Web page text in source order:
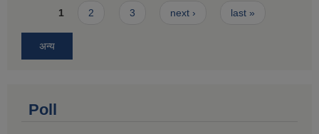
Pages
1 2 3 next › last »
अन्य
Poll